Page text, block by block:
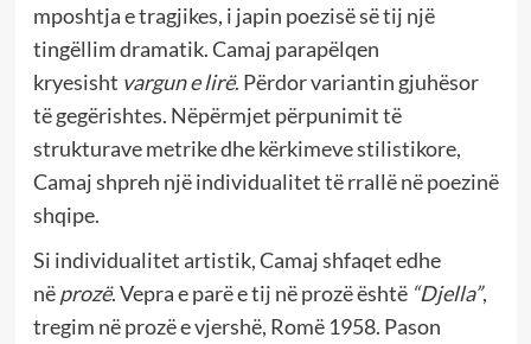
mposhtja e tragjikes, i japin poezisë së tij një
tingëllim dramatik. Camaj parapëlqen
kryesisht vargun e lirë. Përdor variantin gjuhësor
të gegërishtes. Nëpërmjet përpunimit të
strukturave metrike dhe kërkimeve stilistikore,
Camaj shpreh një individualitet të rrallë në poezinë
shqipe.
Si individualitet artistik, Camaj shfaqet edhe
nëprozë. Vepra e parë e tij në prozë është “Djella”,
tregim në prozë e vjershë, Romë 1958. Pason